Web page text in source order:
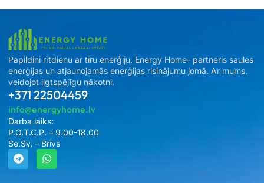
Papildini rītdienu ar tīru enerģiju. Energy Home- partneris saules
enerģijas un atjaunojamās enerģijas risinājumu jomā. Ar mums,
veidojot ilgtspējīgu nākotni.
+371 22504459
info@energyhome.lv
Darba laiks:
P.O.T.C.P. – 9.00-18.00
Se.Sv. – Brīvs